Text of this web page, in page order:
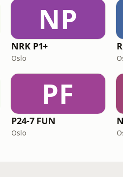
NP
NRK P1+
Oslo
PF
P24-7 FUN
Oslo